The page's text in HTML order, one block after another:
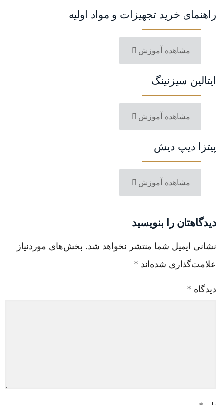
راهنمای خرید تجهیزات و مواد اولیه
مشاهده آموزش
ایتالین سیزنینگ
مشاهده آموزش
پیتزا دیپ دیش
مشاهده آموزش
دیدگاهتان را بنویسید
نشانی ایمیل شما منتشر نخواهد شد. بخش‌های موردنیاز
علامت‌گذاری شده‌اند *
دیدگاه *